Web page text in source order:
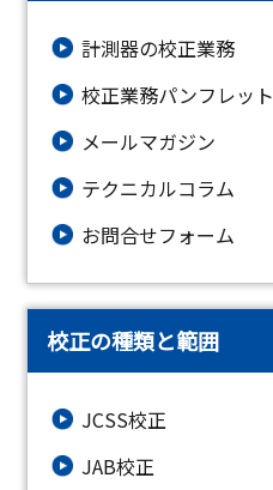
計測器の校正業務
校正業務パンフレット
メールマガジン
テクニカルコラム
お問合せフォーム
校正の種類と範囲
JCSS校正
JAB校正